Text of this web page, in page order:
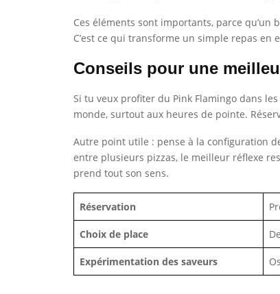
Ces éléments sont importants, parce qu’un
C’est ce qui transforme un simple repas en
Conseils pour une
Si tu veux profiter du Pink Flamingo dans
monde, surtout aux heures de pointe.
Autre point utile : pense à la configuration
entre plusieurs pizzas, le meilleur réflexe
prend tout son sens.
Réservation
Choix de place
Expérimentation des saveurs